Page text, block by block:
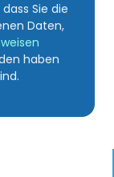
Sie die
Daten,
haben